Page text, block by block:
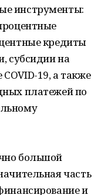
инструменты:
кредиты
субсидии на
19, а также
платежей по
большой
часть
и